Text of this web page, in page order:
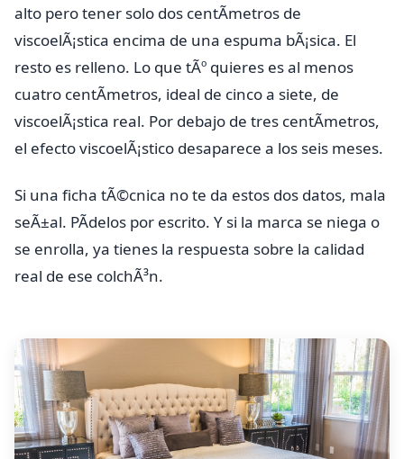
alto pero tener solo dos centÃ­metros de
viscoelÃ¡stica encima de una espuma bÃ¡sica. El
resto es relleno. Lo que tÃº quieres es al menos
cuatro centÃ­metros, ideal de cinco a siete, de
viscoelÃ¡stica real. Por debajo de tres centÃ­metros,
el efecto viscoelÃ¡stico desaparece a los seis meses.
Si una ficha tÃ©cnica no te da estos dos datos, mala
seÃ±al. PÃ­delos por escrito. Y si la marca se niega o
se enrolla, ya tienes la respuesta sobre la calidad
real de ese colchÃ³n.